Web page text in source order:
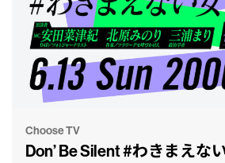
Choose TV
Don’ Be Silent #わきまえな